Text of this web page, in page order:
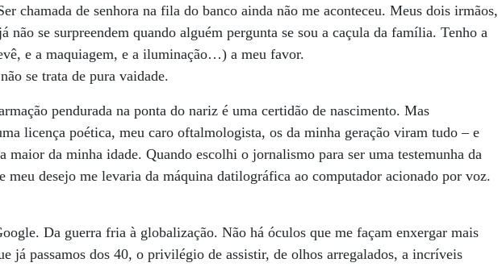
chamada de senhora na fila do banco ainda não me aconteceu. Meus dois irmãos,
não se surpreendem quando alguém pergunta se sou a caçula da família. Tenho a
e a maquiagem, e a iluminação…) a meu favor.
se trata de pura vaidade.
pendurada na ponta do nariz é uma certidão de nascimento. Mas
licença poética, meu caro oftalmologista, os da minha geração viram tudo – e
maior da minha idade. Quando escolhi o jornalismo para ser uma testemunha da
meu desejo me levaria da máquina datilográfica ao computador acionado por voz.
Da guerra fria à globalização. Não há óculos que me façam enxergar mais
já passamos dos 40, o privilégio de assistir, de olhos arregalados, a incríveis